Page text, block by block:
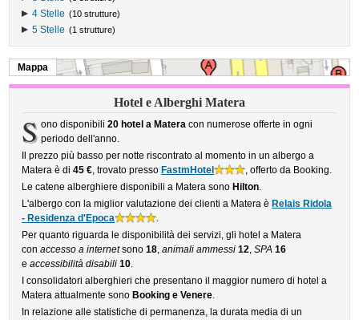
4 Stelle (10 strutture)
5 Stelle (1 strutture)
Mappa
Hotel e Alberghi Matera
S ono disponibili 20 hotel a Materacon numerose offerte in ogni
periodo dell'anno.
Il prezzo più basso per notte riscontrato al momento in un albergo a
Matera è di45 €, trovato presso FastmHotel
, offerto da Booking.
Le catene alberghiere disponibili a Matera sono Hilton.
L'albergo con la miglior valutazione dei clienti a Matera è Relais Ridola
- Residenza d'Epoca
.
Per quanto riguarda le disponibilità dei servizi, gli hotel a Matera
conaccesso a internetsono18,animali ammessi 12,SPA 16
eaccessibilità disabili 10.
I consolidatori alberghieri che presentano il maggior numero di hotel a
Matera attualmente sono Booking e Venere.
In relazione alle statistiche di permanenza, la durata media di un